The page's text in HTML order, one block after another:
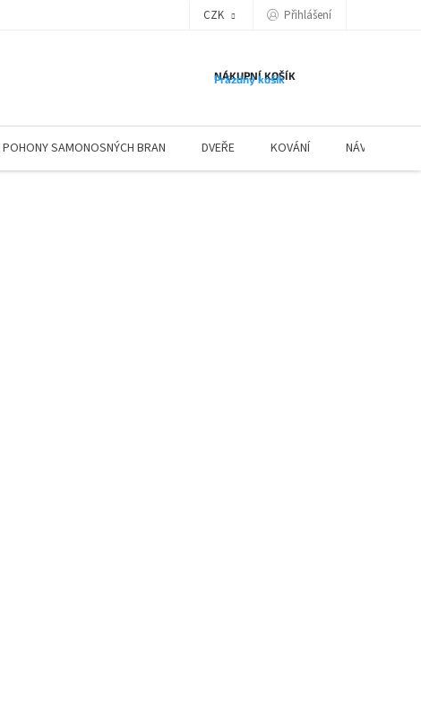
CZK Přihlášení
NÁKUPNÍ KOŠÍK
Prázdný košík
POHONY SAMONOSNÝCH BRAN DVEŘE KOVÁNÍ NÁVODY